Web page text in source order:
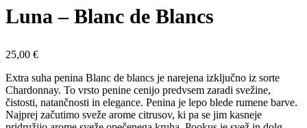
Luna – Blanc de Blancs
25,00 €
Extra suha penina Blanc de blancs je narejena izključno iz sorte
Chardonnay. To vrsto penine cenijo predvsem zaradi svežine,
čistosti, natančnosti in elegance. Penina je lepo blede rumene barve.
Najprej začutimo sveže arome citrusov, ki pa se jim kasneje